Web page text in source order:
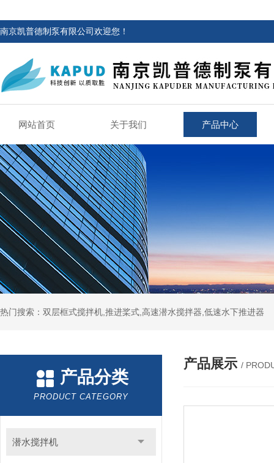
南京凯普德制泵有限公司欢迎您！
网站首页 关于我们 产品中心
热门搜索：双层框式搅拌机,推进桨式,高速潜水搅拌器,低速水下推进器
产品分类
PRODUCT CATEGORY
潜水搅拌机
产品展示 /